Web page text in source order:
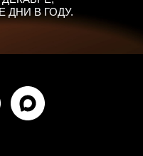
ДНИ В ГОДУ.